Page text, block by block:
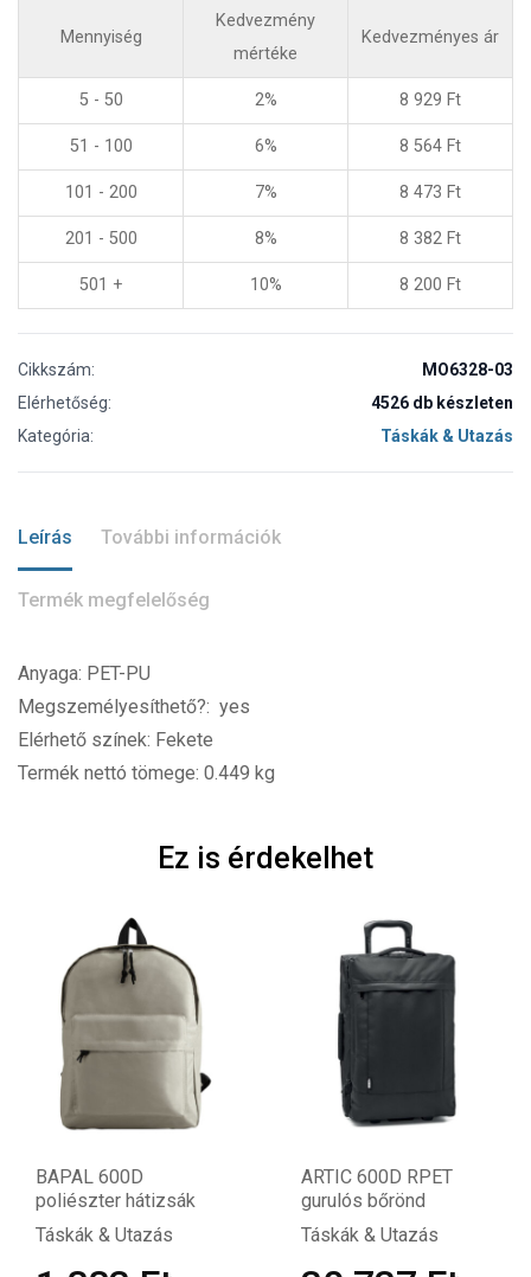
Mennyiség
Kedvezmény
mértéke
Kedvezményes ár
5 - 50 2% 8 929 Ft
51 - 100 6% 8 564 Ft
101 - 200 7% 8 473 Ft
201 - 500 8% 8 382 Ft
501 + 10% 8 200 Ft
Cikkszám:
MO6328-03
Elérhetőség:
4526 db készleten
Kategória:
Táskák & Utazás
Leírás További információk
Termék megfelelőség
Anyaga: PET-PU
Megszemélyesíthető?: yes
Elérhető színek: Fekete
Termék nettó tömege: 0.449 kg
Ez is érdekelhet
BAPAL 600D
poliészter hátizsák
Táskák & Utazás
ARTIC 600D RPET
gurulós bőrönd
Táskák & Utazás